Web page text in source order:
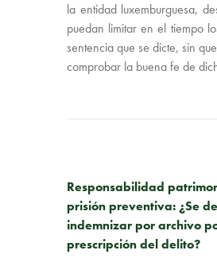
la entidad luxemburguesa,
puedan limitar en el tiempo
sentencia que se dicte, sin
comprobar la buena fe de
Responsabilidad
prisión preventiva: ¿Se
indemnizar por archivo
prescripción del delito?